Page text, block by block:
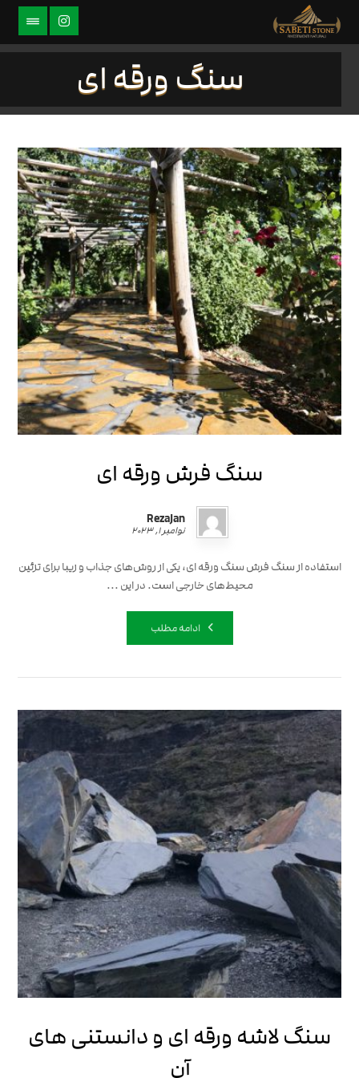
سنگ ورقه ای
سنگ فرش ورقه ای
RezaJan
نوامبر ۱, ۲۰۲۳
استفاده از سنگ فرش سنگ ورقه ای، یکی از روش‌های جذاب و زیبا برای تزئین
محیط‌های خارجی است. در این ...
ادامه مطلب
سنگ لاشه ورقه ای و دانستنی های
آن